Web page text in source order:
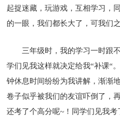
起捉迷藏，玩游戏，互相学习，
的一眼，我们都长大了，可我们
三年级时，我的学习一时跟
学们见我这样就决定给我“补课“
钟休息时间纷纷为我讲解，渐渐
卷子似乎被我们的友谊吓倒了，
还考了个高分呢~！同学们见我考